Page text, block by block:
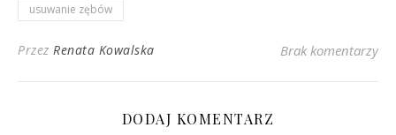
usuwanie zębów
Przez Renata Kowalska Brak komentarzy
DODAJ KOMENTARZ